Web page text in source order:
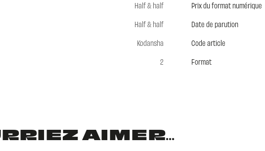
Half & half
Half & half
Kodansha
2
Prix du format numérique
Date de parution
Code article
Format
AIMER...